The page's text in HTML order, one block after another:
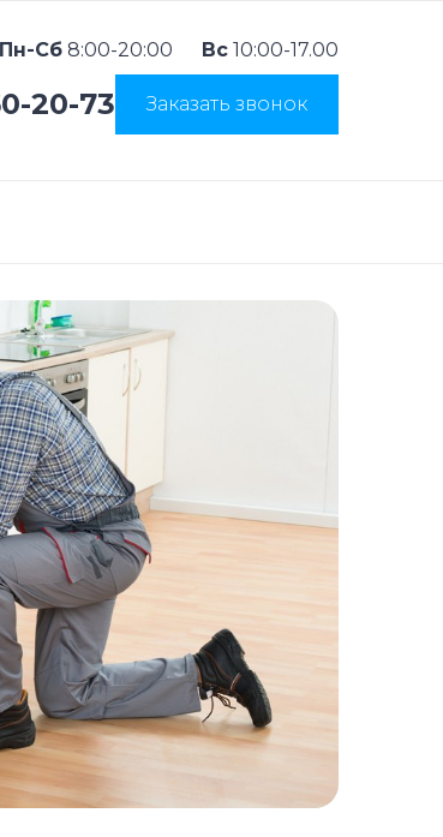
Пн-Сб 8:00-20:00 Вс 10:00-17.00
20-73 Заказать звонок